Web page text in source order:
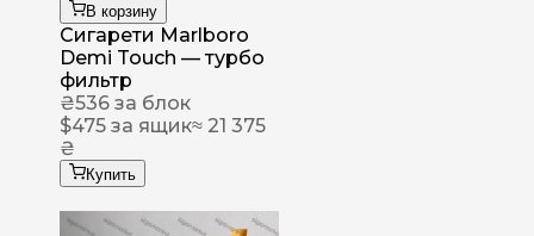
В корзину
Сигарети Marlboro
Demi Touch — турбо
фильтр
₴536 за блок
$475 за ящик≈ 21 375
₴
Купить